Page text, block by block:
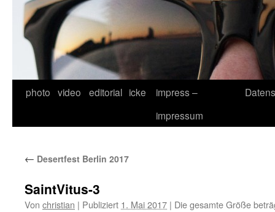
Zum
photo video editorial icke
impress –
impressum
← Desertfest Berlin 2017
SaintVitus-3
Von christian | Publiziert 1. Mai 2017 | Die gesamte Größe